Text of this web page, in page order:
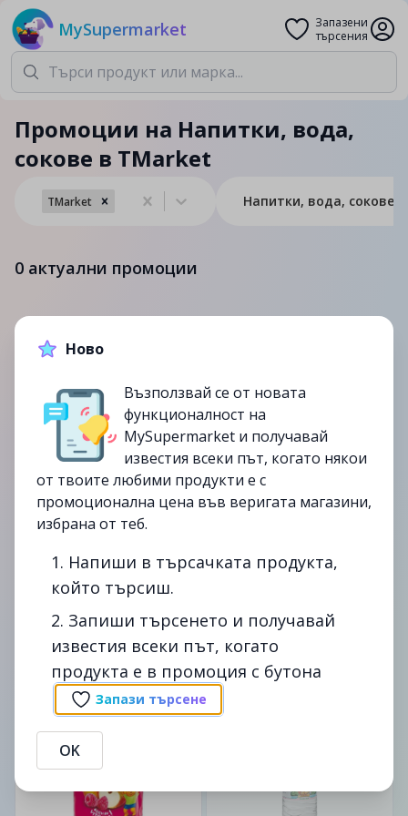
MySupermarket
Запазени
търсения
Промоции на Напитки, вода,
сокове в TMarket
TMarket Напитки, вода, сокове
0 актуални промоции
Изтекли и непромоционални продукти
500мл.
BEBIVITA
Сок BEBIVITA меки
ябълки 500 мл.
3.19лв.
13/12
-16%
изтекла
BEBIVITA
Сок BEBIVITA от грозде
1.85лв.
до 13/12
изтекла
Ново
Възползвай се от новата
функционалност на
MySupermarket и получавай
известия всеки път, когато някои
от твоите любими продукти е с
промоционална цена във веригата магазини,
избрана от теб.
1. Напиши в търсачката продукта,
който търсиш.
2. Запиши търсенето и получавай
известия всеки път, когато
продукта е в промоция с бутона
Запази търсене
OK